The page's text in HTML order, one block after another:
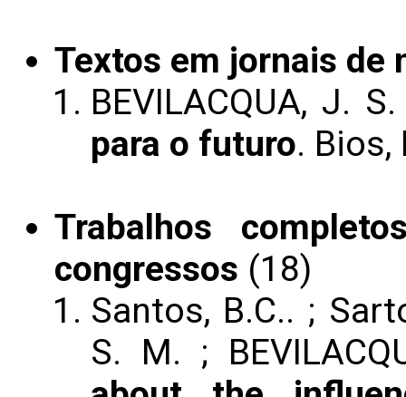
Textos em jornais
BEVILACQUA, J.
para o futuro. Bios,
Trabalhos
congressos (18)
Santos, B.C.. ;
S. M. ;